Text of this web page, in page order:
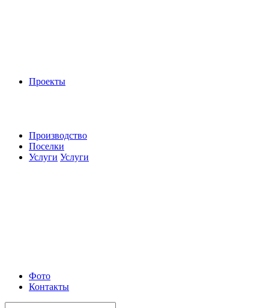
Проекты
Производство
Поселки
Услуги Услуги
Фото
Контакты